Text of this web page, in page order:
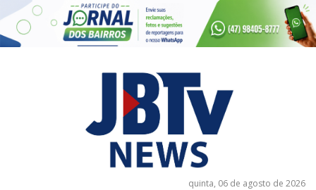
quinta, 06 de agosto de 2026